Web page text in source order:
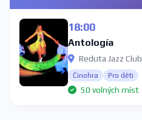
18:00
Antología
Reduta Jazz Club
Činohra Pro děti
50 volných míst